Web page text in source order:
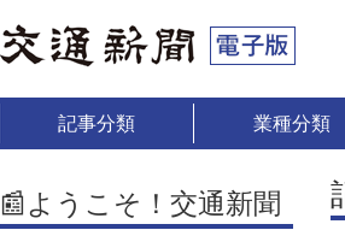
記事分類 業種分類
📰ようこそ！交通新聞